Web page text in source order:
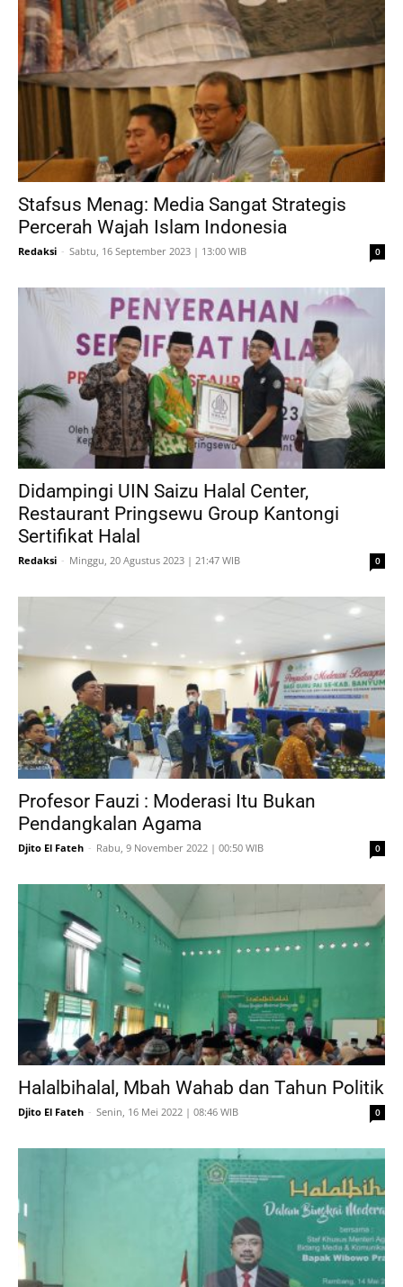
Stafsus Menag: Media Sangat Strategis
Percerah Wajah Islam Indonesia
Redaksi - Sabtu, 16 September 2023 | 13:00 WIB 0
Didampingi UIN Saizu Halal Center,
Restaurant Pringsewu Group Kantongi
Sertifikat Halal
Redaksi - Minggu, 20 Agustus 2023 | 21:47 WIB 0
Profesor Fauzi : Moderasi Itu Bukan
Pendangkalan Agama
Djito El Fateh - Rabu, 9 November 2022 | 00:50 WIB 0
Halalbihalal, Mbah Wahab dan Tahun Politik
Djito El Fateh - Senin, 16 Mei 2022 | 08:46 WIB 0